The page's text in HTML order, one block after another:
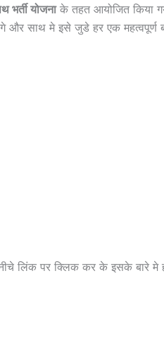
भर्ती योजनाके तहत आयोजित किया
और साथ मे इसे जुडे हर एक महत्वपूर्ण
लिंक पर क्लिक कर के इसके बारे